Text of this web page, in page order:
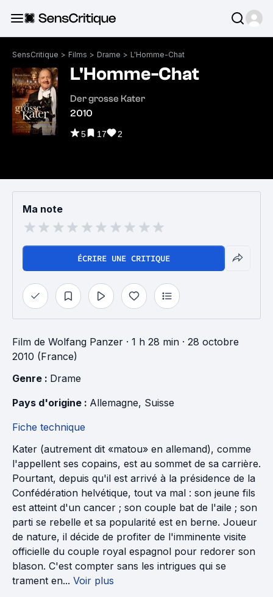
SensCritique > Films > Drame > L'Homme-Chat
L'Homme-Chat
Der grosse Kater
2010
5 17 2
Ma note
ÉCRIRE UNE CRITIQUE
Film de Wolfang Panzer · 1 h 28 min · 28 octobre
2010 (France)
Genre : Drame
Pays d'origine : Allemagne, Suisse
Fiche technique
Kater (autrement dit «matou» en allemand), comme
l'appellent ses copains, est au sommet de sa carrière.
Pourtant, depuis qu'il est arrivé à la présidence de la
Confédération helvétique, tout va mal : son jeune fils
est atteint d'un cancer ; son couple bat de l'aile ; son
parti se rebelle et sa popularité est en berne. Joueur
de nature, il décide de profiter de l'imminente visite
officielle du couple royal espagnol pour redorer son
blason. C'est compter sans les intrigues qui se
trament en... Voir plus